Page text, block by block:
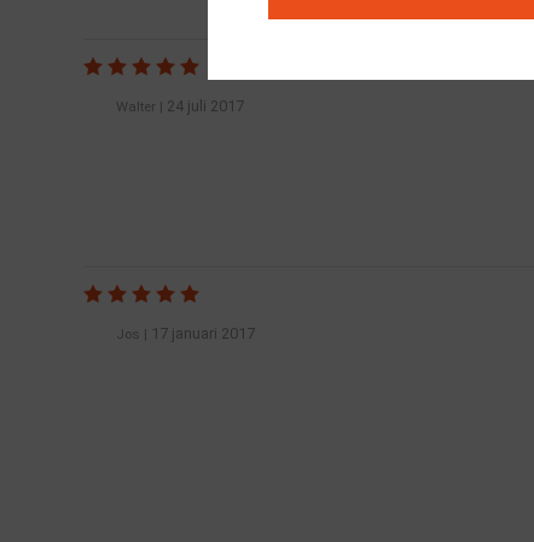
Walter | 24 juli 2017
Jos | 17 januari 2017